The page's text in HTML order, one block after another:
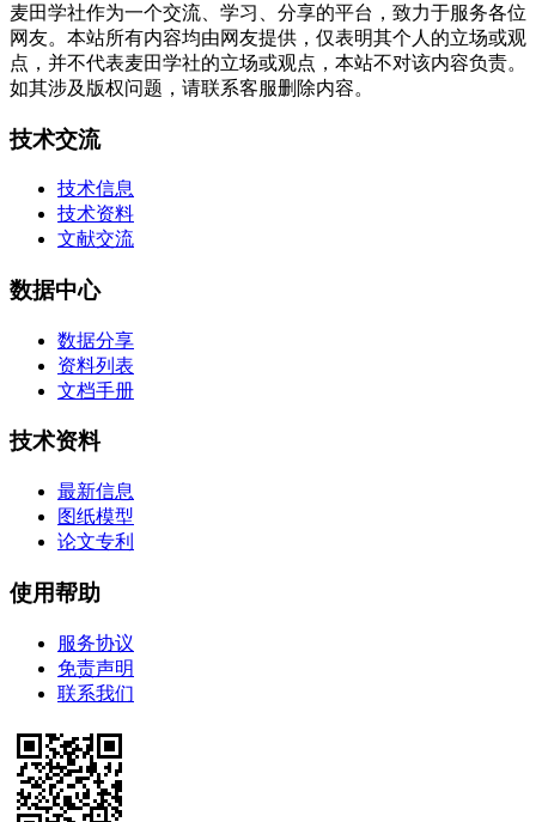
麦田学社作为一个交流、学习、分享的平台，致力于服务各位
网友。本站所有内容均由网友提供，仅表明其个人的立场或观
点，并不代表麦田学社的立场或观点，本站不对该内容负责。
如其涉及版权问题，请联系客服删除内容。
技术交流
技术信息
技术资料
文献交流
数据中心
数据分享
资料列表
文档手册
技术资料
最新信息
图纸模型
论文专利
使用帮助
服务协议
免责声明
联系我们